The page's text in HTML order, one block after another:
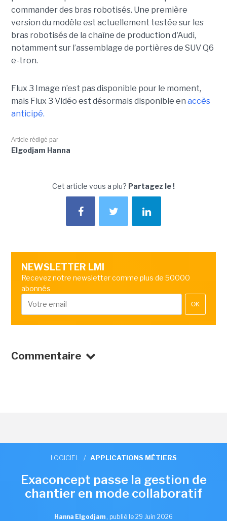
commander des bras robotisés. Une première
version du modèle est actuellement testée sur les
bras robotisés de la chaîne de production d'Audi,
notamment sur l’assemblage de portières de SUV Q6
e-tron.
Flux 3 Image n’est pas disponible pour le moment,
mais Flux 3 Vidéo est désormais disponible en accès
anticipé.
Article rédigé par
Elgodjam Hanna
Cet article vous a plu? Partagez le !
NEWSLETTER LMI
Recevez notre newsletter comme plus de 50000
abonnés
OK
Commentaire
LOGICIEL / APPLICATIONS MÉTIERS
Exaconcept passe la gestion de
chantier en mode collaboratif
Hanna Elgodjam , publié le 29 Juin 2026